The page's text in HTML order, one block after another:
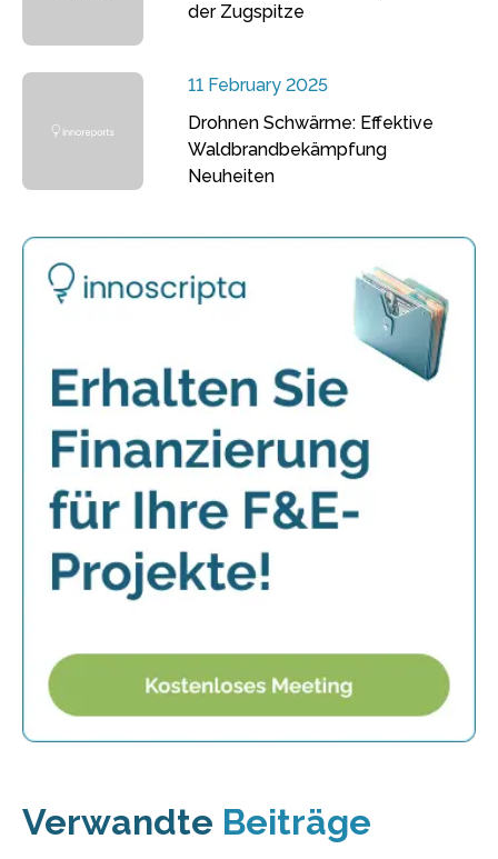
der Zugspitze
11 February 2025
Drohnen Schwärme: Effektive
Waldbrandbekämpfung
Neuheiten
Verwandte Beiträge